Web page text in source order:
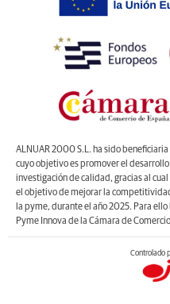
ALNUAR 2000 S.L. ha sido
cuyo objetivo es promover el
investigación de calidad, gracias al
el objetivo de mejorar la
la pyme, durante el año 2025. Para
Pyme Innova de la Cámara de
Controlado